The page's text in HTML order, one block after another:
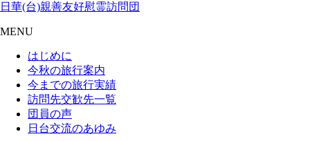
日華(台)親善友好慰霊訪問団
MENU
はじめに
今秋の旅行案内
今までの旅行実績
訪問先交歓先一覧
団員の声
日台交流のあゆみ